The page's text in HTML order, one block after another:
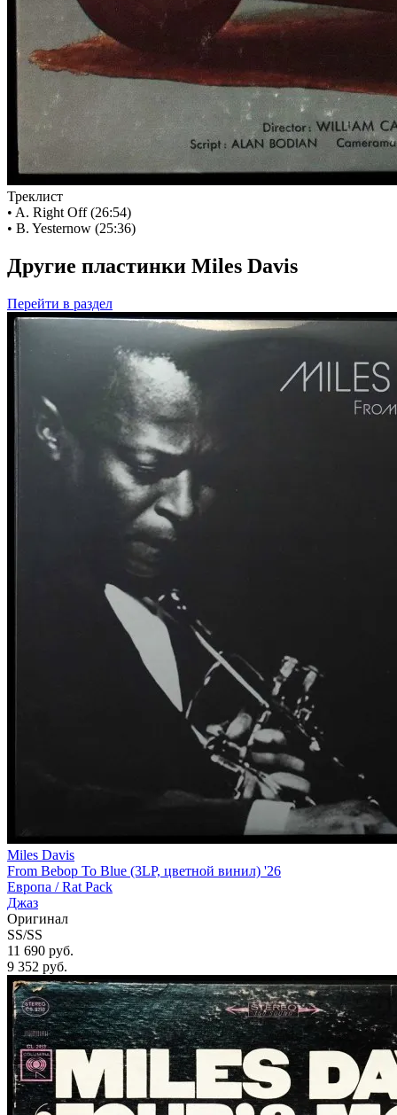
Треклист
• A. Right Off (26:54)
• B. Yesternow (25:36)
Другие пластинки Miles Davis
Перейти в раздел
Miles Davis
From Bebop To Blue (3LP, цветной винил) '26
Европа /Rat Pack
Джаз
Оригинал
SS/SS
11 690 руб.
9 352 руб.